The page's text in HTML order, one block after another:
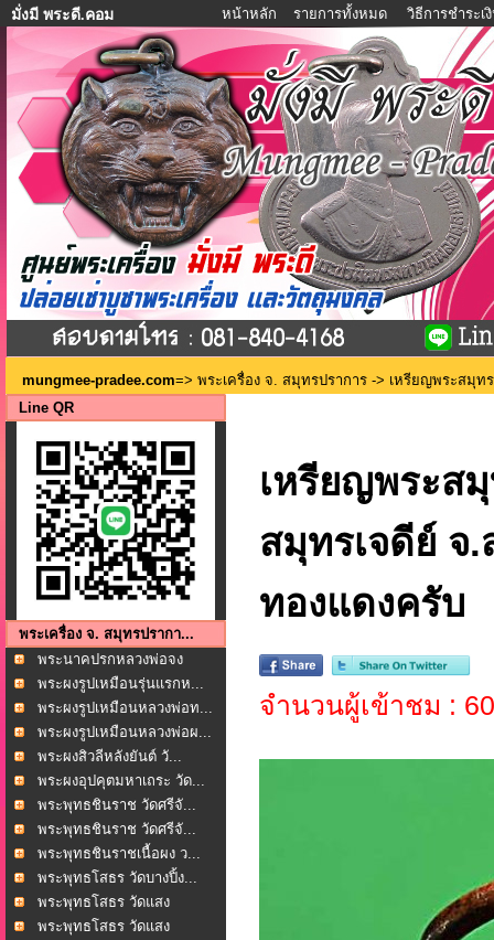
มั่งมี พระดี.คอม หน้าหลัก รายการทั้งหมด วิธีการชำระเ
mungmee-pradee.com=> พระเครื่อง จ. สมุทรปราการ -> เหรียญพระสมุท
Line QR
พระเครื่อง จ. สมุทรปรากา...
พระนาคปรกหลวงพ่อจง
(พร...พระผงรูปเหมือนรุ่นแรกห...
พระผงรูปเหมือนหลวงพ่อท...
พระผงรูปเหมือนหลวงพ่อผ...
พระผงสิวลีหลังยันต์ วั...
พระผงอุปคุตมหาเถระ วัด...
พระพุทธชินราช วัดศรีจั...
พระพุทธชินราช วัดศรีจั...
พระพุทธชินราชเนื้อผง ว...
พระพุทธโสธร วัดบางปิ้ง...
พระพุทธโสธร วัดแสง
ธรรม...พระพุทธโสธร วัดแสง
เหรียญพระส
สมุทรเจดีย์ จ
ทองแดงครับ
จำนวนผู้เข้าชม :